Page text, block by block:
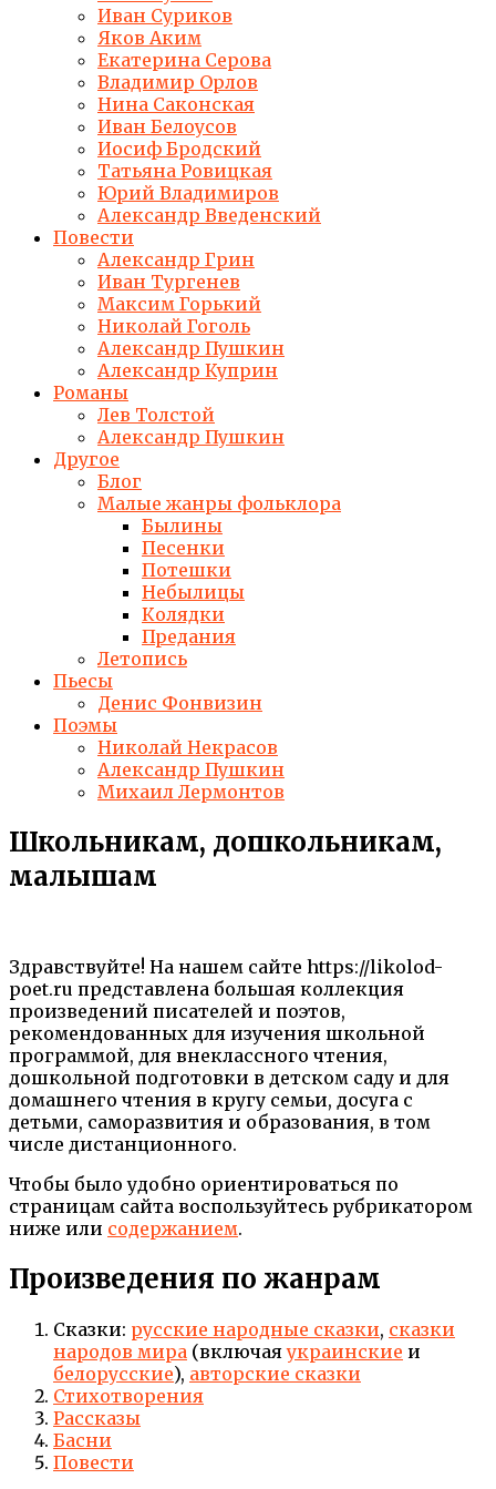
Иван Суриков
Яков Аким
Екатерина Серова
Владимир Орлов
Нина Саконская
Иван Белоусов
Иосиф Бродский
Татьяна Ровицкая
Юрий Владимиров
Александр Введенский
Повести
Александр Грин
Иван Тургенев
Максим Горький
Николай Гоголь
Александр Пушкин
Александр Куприн
Романы
Лев Толстой
Александр Пушкин
Другое
Блог
Малые жанры фольклора
Былины
Песенки
Потешки
Небылицы
Колядки
Предания
Летопись
Пьесы
Денис Фонвизин
Поэмы
Николай Некрасов
Александр Пушкин
Михаил Лермонтов
Школьникам, дошкольникам,
малышам
Здравствуйте! На нашем сайте https://likolod-
poet.ru представлена большая коллекция
произведений писателей и поэтов,
рекомендованных для изучения школьной
программой, для внеклассного чтения,
дошкольной подготовки в детском саду и для
домашнего чтения в кругу семьи, досуга с
детьми, саморазвития и образования, в том
числе дистанционного.
Чтобы было удобно ориентироваться по
страницам сайта воспользуйтесь рубрикатором
ниже или содержанием.
Произведения по жанрам
Сказки: русские народные сказки, сказки
народов мира (включаяукраинские и
белорусские), авторские сказки
Стихотворения
Рассказы
Басни
Повести